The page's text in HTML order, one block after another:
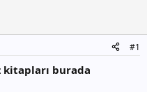
#1
kitapları burada